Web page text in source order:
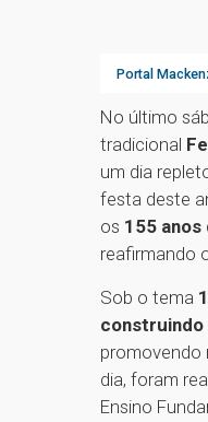
Portal
No último
tradicional
um dia
festa deste
os 155
reafirmando
Sob o tema
promovendo
dia, foram
Ensino